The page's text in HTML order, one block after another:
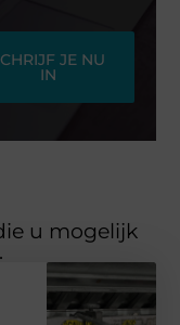
JE NU
IN
u mogelijk